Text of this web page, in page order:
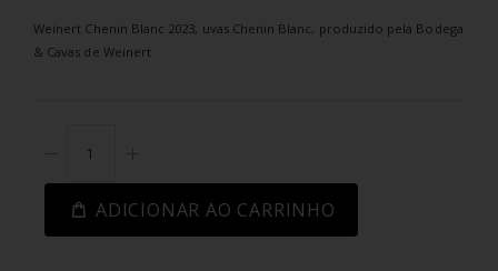
Weinert Chenin Blanc 2023, uvas Chenin Blanc, produzido pela Bodega
& Cavas de Weinert
ADICIONAR AO CARRINHO